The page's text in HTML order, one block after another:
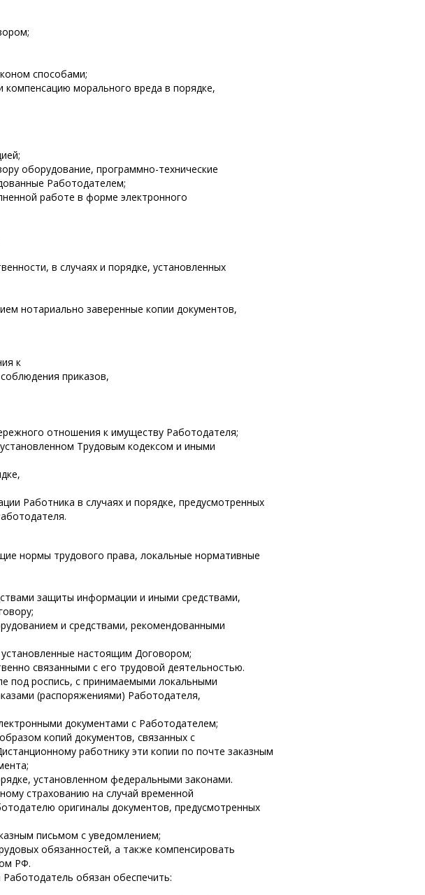
способами;
морального вреда в порядке,
оборудование, программно-технические
Работодателем;
работе в форме электронного
в случаях и порядке, установленных
нотариально заверенные копии документов,
к
приказов,
отношения к имуществу Работодателя;
Трудовым кодексом и иными
Работника в случаях и порядке, предусмотренных
нормы трудового права, локальные нормативные
защиты информации и иными средствами,
и средствами, рекомендованными
настоящим Договором;
связанными с его трудовой деятельностью.
под роспись, с принимаемыми локальными
(распоряжениями) Работодателя,
документами с Работодателем;
копий документов, связанных с
работнику эти копии по почте заказным
установленном федеральными законами.
страхованию на случай временной
оригиналы документов, предусмотренных
письмом с уведомлением;
обязанностей, а также компенсировать
РФ.
обязан обеспечить: